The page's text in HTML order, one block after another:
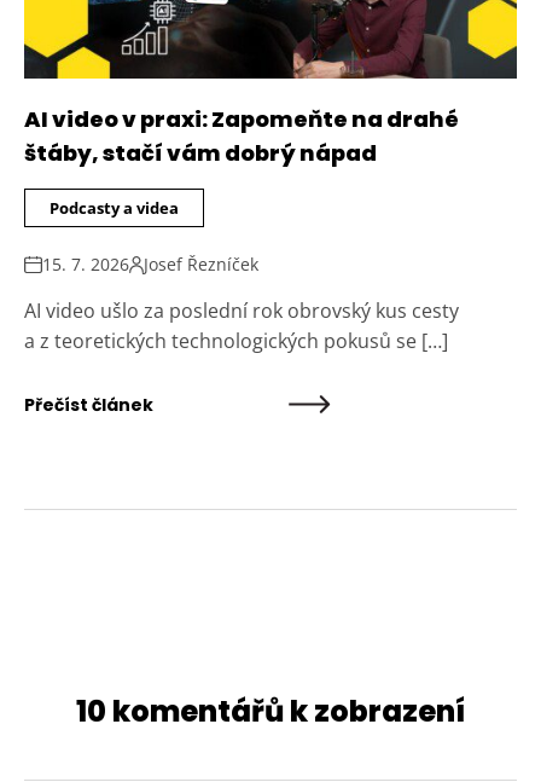
AI video v praxi: Zapomeňte na drahé
štáby, stačí vám dobrý nápad
Podcasty a videa
15. 7. 2026 Josef Řezníček
AI video ušlo za poslední rok obrovský kus cesty
a z teoretických technologických pokusů se […]
Přečíst článek
10 komentářů k zobrazení